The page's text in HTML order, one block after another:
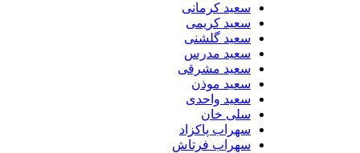
سعید کرمانی
سعید کریمی
سعید گلشنی
سعید مدرس
سعید مشرقی
سعید موذن
سعید واحدی
سلی خان
سهراب پاکزاد
سهراب فرتاش